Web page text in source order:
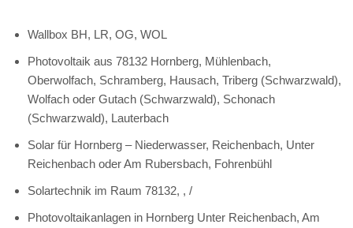
Wallbox BH, LR, OG, WOL
Photovoltaik aus 78132 Hornberg, Mühlenbach,
Oberwolfach, Schramberg, Hausach, Triberg (Schwarzwald),
Wolfach oder Gutach (Schwarzwald), Schonach
(Schwarzwald), Lauterbach
Solar für Hornberg – Niederwasser, Reichenbach, Unter
Reichenbach oder Am Rubersbach, Fohrenbühl
Solartechnik im Raum 78132, , /
Photovoltaikanlagen in Hornberg Unter Reichenbach, Am